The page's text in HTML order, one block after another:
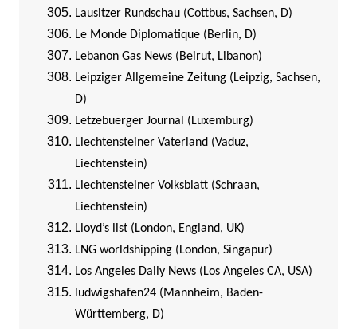
Lausitzer Rundschau (Cottbus, Sachsen, D)
Le Monde Diplomatique (Berlin, D)
Lebanon Gas News (Beirut, Libanon)
Leipziger Allgemeine Zeitung (Leipzig, Sachsen,
D)
Letzebuerger Journal (Luxemburg)
Liechtensteiner Vaterland (Vaduz,
Liechtenstein)
Liechtensteiner Volksblatt (Schraan,
Liechtenstein)
Lloyd’s list (London, England, UK)
LNG worldshipping (London, Singapur)
Los Angeles Daily News (Los Angeles CA, USA)
ludwigshafen24 (Mannheim, Baden-
Württemberg, D)